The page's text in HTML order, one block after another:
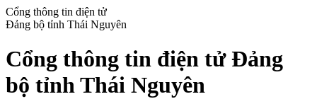
Cổng thông tin điện tử
Đảng bộ tỉnh Thái Nguyên
Cổng thông tin điện tử Đảng
bộ tỉnh Thái Nguyên